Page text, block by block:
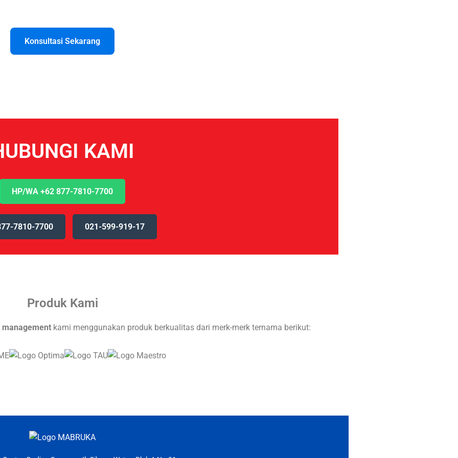
Konsultasi Sekarang
KAMI
HP/WA +62 877-7810-7700
7810-7700 021-599-919-17
Produk Kami
kami menggunakan produk berkualitas dari merk-merk ternama berikut: